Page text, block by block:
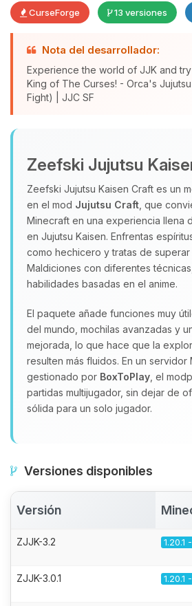
CurseForge 13 versiones
Nota del desarrollador:
Experience the world of JJK and
King of The Curses! - Orca's
Fight) | JJC SF
Zeefski Jujutsu
Zeefski Jujutsu Kaisen Craft es un
en el mod Jujutsu Craft , que
Minecraft en una experiencia llena
en Jujutsu Kaisen. Enfrentas
como hechicero y tratas de superar
Maldiciones con diferentes
habilidades basadas en el anime.
El paquete añade funciones muy
del mundo, mochilas avanzadas y
mejorada, lo que hace que la
resulten más fluidos. En un servidor
gestionado por BoxToPlay , el
partidas multijugador, sin dejar de
sólida para un solo jugador.
Versiones disponibles
Versión
ZJJK-3.2 1.20.1
ZJJK-3.0.1 1.20.1
hablar! Soy Choupy, tu
asistente de BoxToPlay.
que necesitas y moveré
pequenos circuitos
09/08/2026 00:27